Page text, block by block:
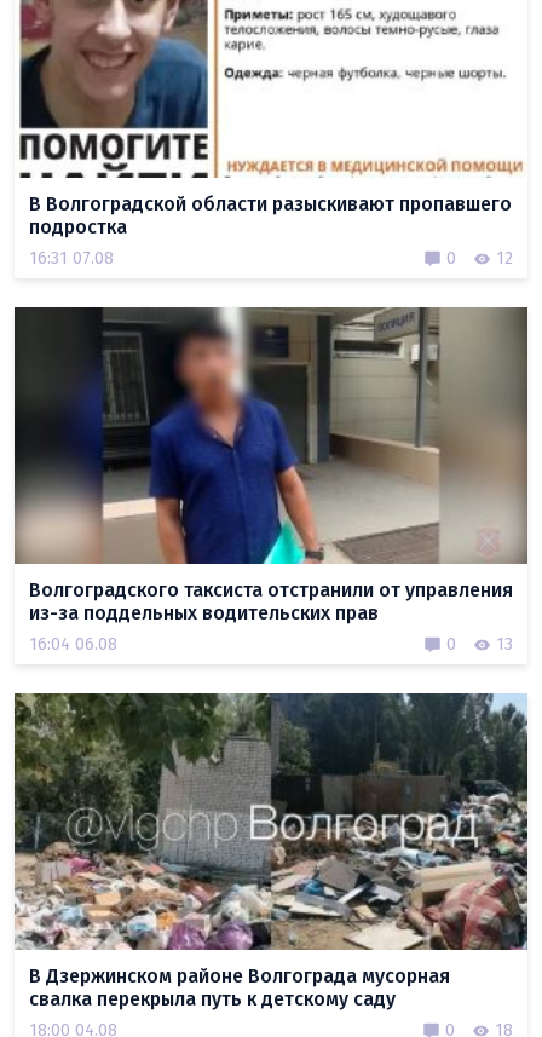
В Волгоградской области разыскивают пропавшего
подростка
16:31 07.08 0 12
Волгоградского таксиста отстранили от управления
из-за поддельных водительских прав
16:04 06.08 0 13
В Дзержинском районе Волгограда мусорная
свалка перекрыла путь к детскому саду
18:00 04.08 0 18